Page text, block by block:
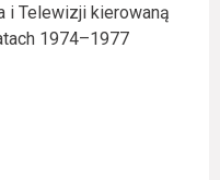
i Telewizji kierowaną
1974–1977